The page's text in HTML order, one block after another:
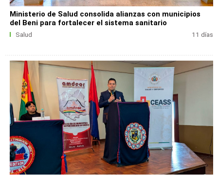
Ministerio de Salud consolida alianzas con municipios
del Beni para fortalecer el sistema sanitario
Salud 11 días